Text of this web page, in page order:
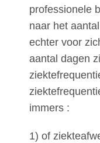
professionele
naar het
echter voor
aantal dagen
immers :
1) of